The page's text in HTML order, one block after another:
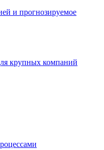
и прогнозируемое
крупных компаний